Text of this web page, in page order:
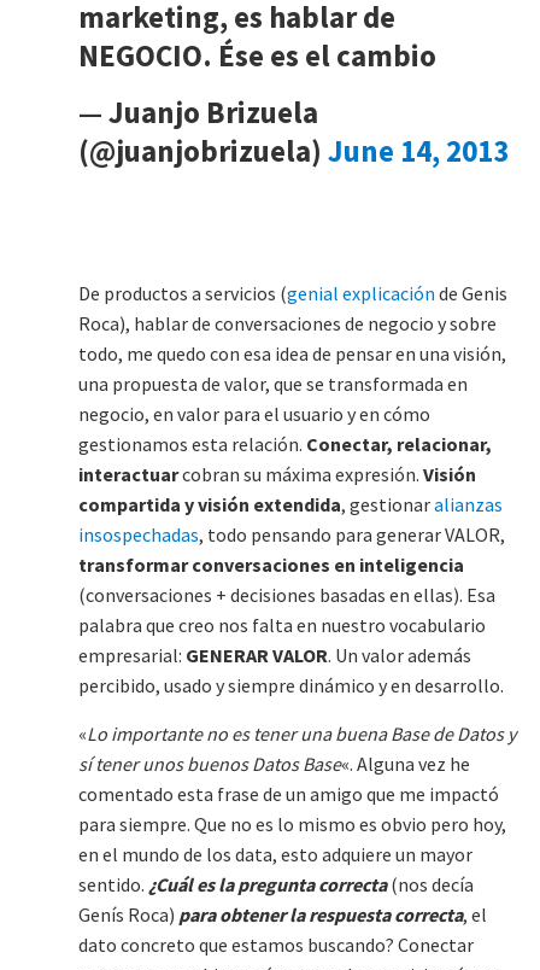
marketing, es hablar de
NEGOCIO. Ése es el cambio
— Juanjo Brizuela
(@juanjobrizuela) June 14, 2013
De productos a servicios (genial explicación de Genis
Roca), hablar de conversaciones de negocio y sobre
todo, me quedo con esa idea de pensar en una visión,
una propuesta de valor, que se transformada en
negocio, en valor para el usuario y en cómo
gestionamos esta relación. Conectar, relacionar,
interactuarcobran su máxima expresión. Visión
compartida y visión extendida, gestionaralianzas
insospechadas, todo pensando para generar VALOR,
transformar conversaciones en inteligencia
(conversaciones + decisiones basadas en ellas). Esa
palabra que creo nos falta en nuestro vocabulario
empresarial: GENERAR VALOR. Un valor además
percibido, usado y siempre dinámico y en desarrollo.
«Lo importante no es tener una buena Base de Datos y
sí tener unos buenos Datos Base«. Alguna vez he
comentado esta frase de un amigo que me impactó
para siempre. Que no es lo mismo es obvio pero hoy,
en el mundo de los data, esto adquiere un mayor
sentido. ¿Cuál es la pregunta correcta(nos decía
Genís Roca) para obtener la respuesta correcta, el
dato concreto que estamos buscando? Conectar